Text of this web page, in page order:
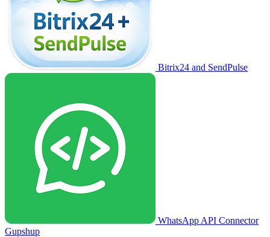
Bitrix24 and SendPulse
WhatsApp API Connector
Gupshup